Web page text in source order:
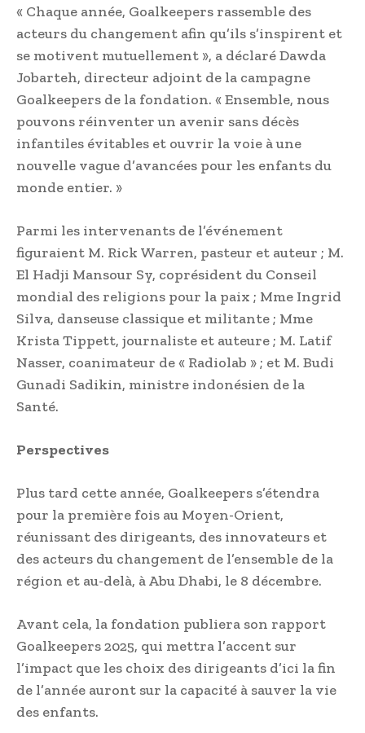
« Chaque année, Goalkeepers rassemble des
acteurs du changement afin qu’ils s’inspirent et
se motivent mutuellement », a déclaré Dawda
Jobarteh, directeur adjoint de la campagne
Goalkeepers de la fondation. « Ensemble, nous
pouvons réinventer un avenir sans décès
infantiles évitables et ouvrir la voie à une
nouvelle vague d’avancées pour les enfants du
monde entier. »
Parmi les intervenants de l’événement
figuraient M. Rick Warren, pasteur et auteur ; M.
El Hadji Mansour Sy, coprésident du Conseil
mondial des religions pour la paix ; Mme Ingrid
Silva, danseuse classique et militante ; Mme
Krista Tippett, journaliste et auteure ; M. Latif
Nasser, coanimateur de « Radiolab » ; et M. Budi
Gunadi Sadikin, ministre indonésien de la
Santé.
Perspectives
Plus tard cette année, Goalkeepers s’étendra
pour la première fois au Moyen-Orient,
réunissant des dirigeants, des innovateurs et
des acteurs du changement de l’ensemble de la
région et au-delà, à Abu Dhabi, le 8 décembre.
Avant cela, la fondation publiera son rapport
Goalkeepers 2025, qui mettra l’accent sur
l’impact que les choix des dirigeants d’ici la fin
de l’année auront sur la capacité à sauver la vie
des enfants.